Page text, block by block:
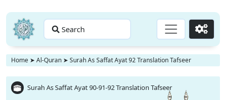
Search Go
Home ➤ Al-Quran ➤ Surah As Saffat Ayat 92 Translation Tafseer
Surah As Saffat Ayat 90-91-92 Translation Tafseer